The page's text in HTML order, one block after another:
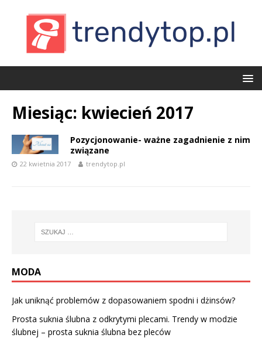
Miesiąc: kwiecień 2017
Pozycjonowanie- ważne zagadnienie z nim
związane
22 kwietnia 2017 trendytop.pl
MODA
Jak uniknąć problemów z dopasowaniem spodni i dżinsów?
Prosta suknia ślubna z odkrytymi plecami. Trendy w modzie
ślubnej – prosta suknia ślubna bez pleców